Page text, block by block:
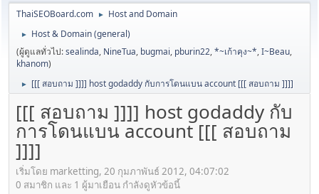
ThaiSEOBoard.com ► Host and Domain
►
Host & Domain (general)
(ผู้ดูแลทั่วไป:sealinda, NineTua, bugmai, pburin22,*~เก้าคุง~*,I~Beau,
khanom)
► [[[ สอบถาม ]]]] host godaddy กับการโดนแบน account [[[ สอบถาม ]]]]
[[[ สอบถาม ]]]] host godaddy กับ
การโดนแบน account [[[ สอบถาม
]]]]
เริ่มโดย marketting, 20 กุมภาพันธ์ 2012, 04:07:02
0 สมาชิก และ 1 ผู้มาเยือน กำลังดูหัวข้อนี้